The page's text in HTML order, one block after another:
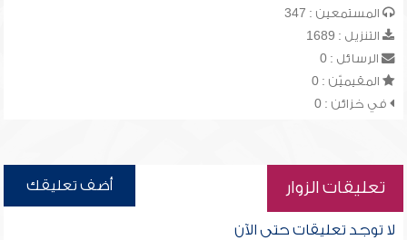
المستمعين : 347
التنزيل : 1689
الرسائل : 0
المقيميّن : 0
في خزائن : 0
تعليقات الزوار أضف تعليقك
لا توجد تعليقات حتى الآن